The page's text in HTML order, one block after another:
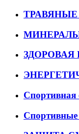
Спортивная
Спортивные